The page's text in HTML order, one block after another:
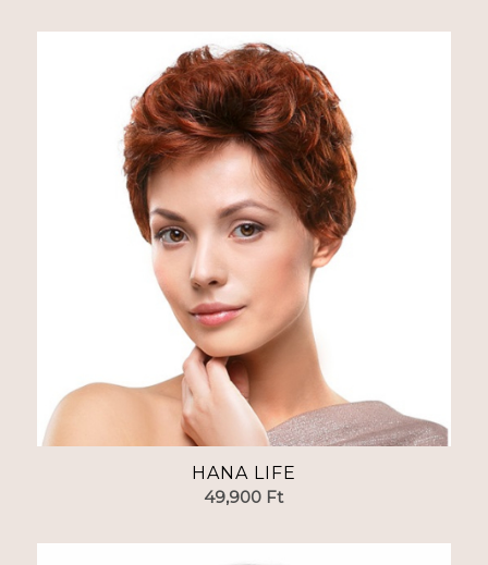
HANA LIFE
49,900 Ft